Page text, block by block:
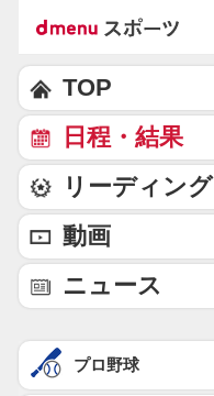
TOP
日程・結果
リーディング
動画
ニュース
プロ野球